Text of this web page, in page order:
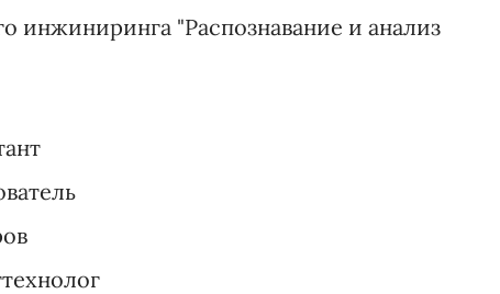
инжиниринга "Распознавание и анализ